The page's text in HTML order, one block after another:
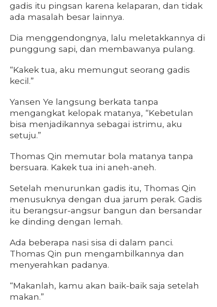
gadis itu pingsan karena kelaparan, dan tidak
ada masalah besar lainnya.
Dia menggendongnya, lalu meletakkannya di
punggung sapi, dan membawanya pulang.
“Kakek tua, aku memungut seorang gadis
kecil.”
Yansen Ye langsung berkata tanpa
mengangkat kelopak matanya, “Kebetulan
bisa menjadikannya sebagai istrimu, aku
setuju.”
Thomas Qin memutar bola matanya tanpa
bersuara. Kakek tua ini aneh-aneh.
Setelah menurunkan gadis itu, Thomas Qin
menusuknya dengan dua jarum perak. Gadis
itu berangsur-angsur bangun dan bersandar
ke dinding dengan lemah.
Ada beberapa nasi sisa di dalam panci.
Thomas Qin pun mengambilkannya dan
menyerahkan padanya.
“Makanlah, kamu akan baik-baik saja setelah
makan.”